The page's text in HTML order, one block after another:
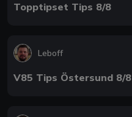
Topptipset Tips 8/8
Leboff
V85 Tips Östersund 8/8